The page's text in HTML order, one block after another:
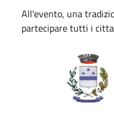
All'evento, una
partecipare tutti i